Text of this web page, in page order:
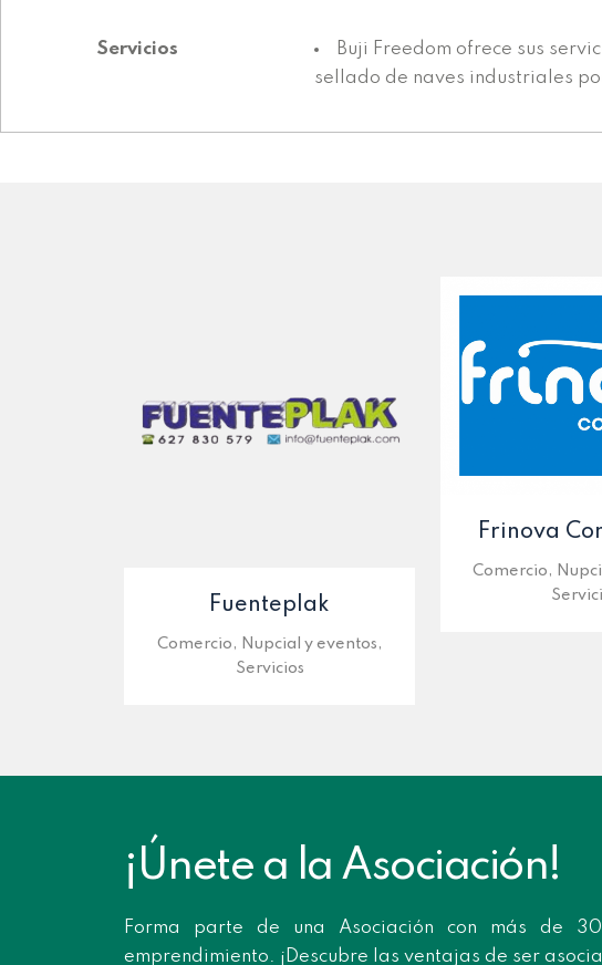
Servicios
Buji Freedom ofrece sus
sellado de naves industriales
Fuenteplak
Comercio, Nupcial y eventos,
Servicios
Frinova
Comercio,
¡Únete a la Asociación!
Forma parte de una Asociación con más de
emprendimiento. ¡Descubre las ventajas de ser